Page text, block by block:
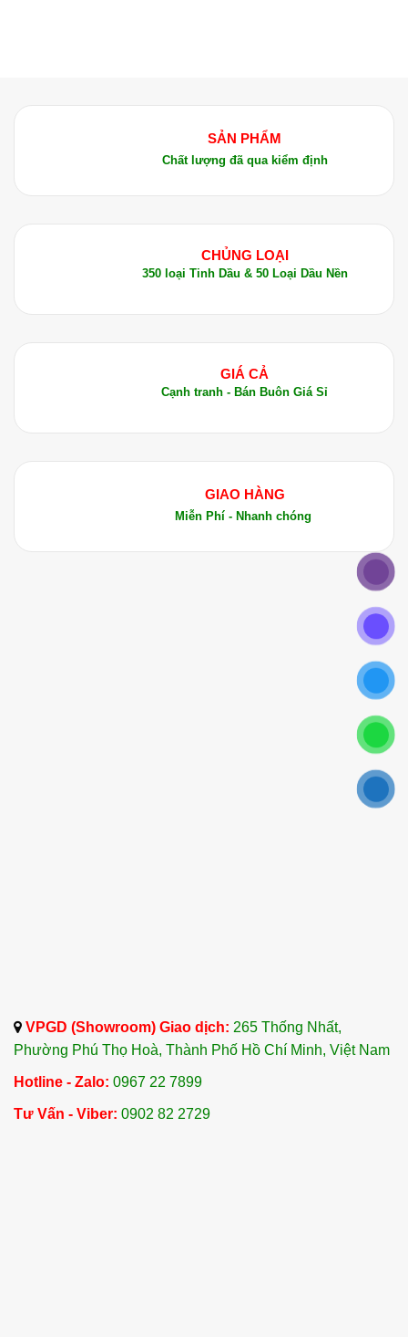
SẢN PHẨM
Chất lượng đã qua kiểm định
CHỦNG LOẠI
350 loại Tinh Dầu & 50 Loại Dầu Nền
GIÁ CẢ
Cạnh tranh - Bán Buôn Giá Sỉ
GIAO HÀNG
Miễn Phí - Nhanh chóng
VPGD (Showroom) Giao dịch: 265 Thống Nhất,
Phường Phú Thọ Hoà, Thành Phố Hồ Chí Minh, Việt Nam
Hotline - Zalo: 0967 22 7899
Tư Vấn - Viber: 0902 82 2729